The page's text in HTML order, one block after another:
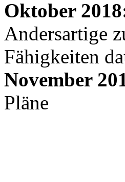
Oktober
Andersartige
Fähigkeiten
November
Pläne